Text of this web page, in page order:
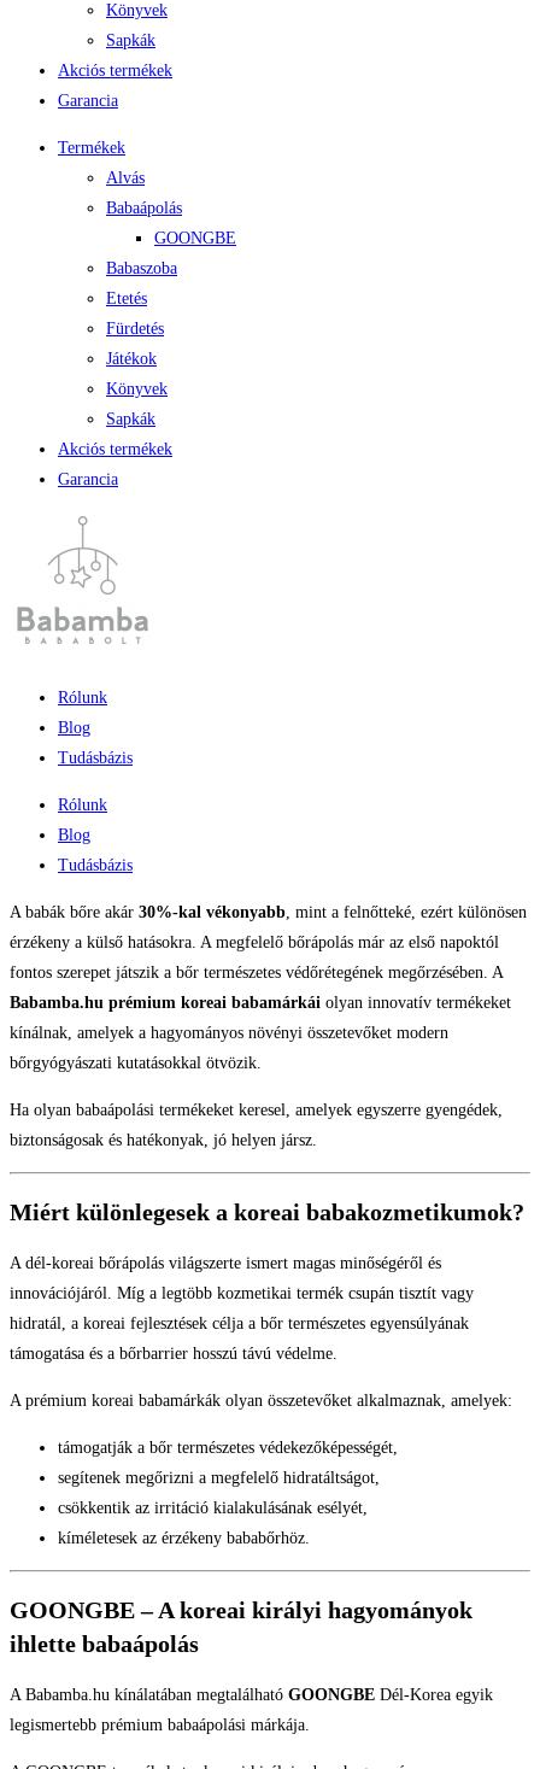
Könyvek
Sapkák
Akciós termékek
Garancia
Termékek
Alvás
Babaápolás
GOONGBE
Babaszoba
Etetés
Fürdetés
Játékok
Könyvek
Sapkák
Akciós termékek
Garancia
Rólunk
Blog
Tudásbázis
Rólunk
Blog
Tudásbázis
A babák bőre akár 30%-kal vékonyabb, mint a felnőtteké, ezért különösen
érzékeny a külső hatásokra. A megfelelő bőrápolás már az első napoktól
fontos szerepet játszik a bőr természetes védőrétegének megőrzésében. A
Babamba.hu prémium koreai babamárkái olyan innovatív termékeket
kínálnak, amelyek a hagyományos növényi összetevőket modern
bőrgyógyászati kutatásokkal ötvözik.
Ha olyan babaápolási termékeket keresel, amelyek egyszerre gyengédek,
biztonságosak és hatékonyak, jó helyen jársz.
Miért különlegesek a koreai babakozmetikumok?
A dél-koreai bőrápolás világszerte ismert magas minőségéről és
innovációjáról. Míg a legtöbb kozmetikai termék csupán tisztít vagy
hidratál, a koreai fejlesztések célja a bőr természetes egyensúlyának
támogatása és a bőrbarrier hosszú távú védelme.
A prémium koreai babamárkák olyan összetevőket alkalmaznak, amelyek:
támogatják a bőr természetes védekezőképességét,
segítenek megőrizni a megfelelő hidratáltságot,
csökkentik az irritáció kialakulásának esélyét,
kíméletesek az érzékeny bababőrhöz.
GOONGBE – A koreai királyi hagyományok
ihlette babaápolás
A Babamba.hu kínálatában megtalálható GOONGBE Dél-Korea egyik
legismertebb prémium babaápolási márkája.